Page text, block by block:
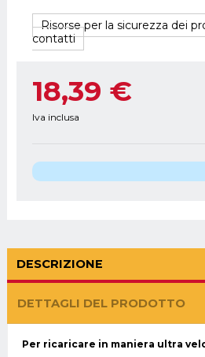
Risorse per la sicurezza dei
contatti
18,39 €
Iva inclusa
DESCRIZIONE
DETTAGLI DEL PRODOTTO
Per ricaricare in maniera ultra